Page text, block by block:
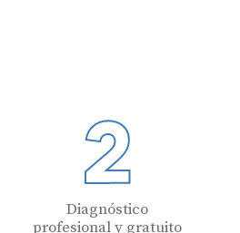
Diagnóstico
profesional y gratuito